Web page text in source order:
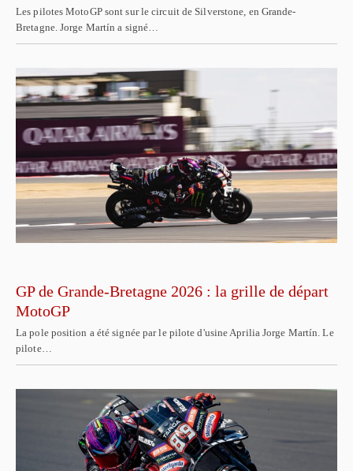
Les pilotes MotoGP sont sur le circuit de Silverstone, en Grande-
Bretagne. Jorge Martín a signé…
GP de Grande-Bretagne 2026 : la grille de départ
MotoGP
La pole position a été signée par le pilote d'usine Aprilia Jorge Martín. Le
pilote…